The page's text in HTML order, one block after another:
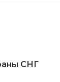
СНГ